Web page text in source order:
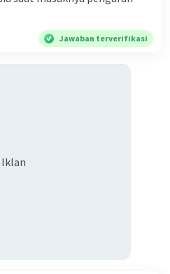
Jawaban terverifikasi
Iklan